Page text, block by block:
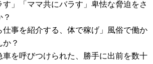
す」「ママ共にバラす」卑怯な脅迫をさ
仕事を紹介する、体で稼げ」風俗で働か
か？
車を呼びつけられた、勝手に出前を数十